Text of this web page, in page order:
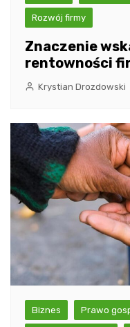
Rozwój firmy
Znaczenie
rentowności
Krystian Drozdowski
Biznes Prawo